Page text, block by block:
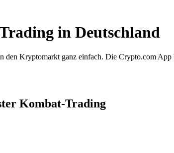
in Deutschland
den Kryptomarkt ganz einfach. Die Crypto.com
Kombat-Trading